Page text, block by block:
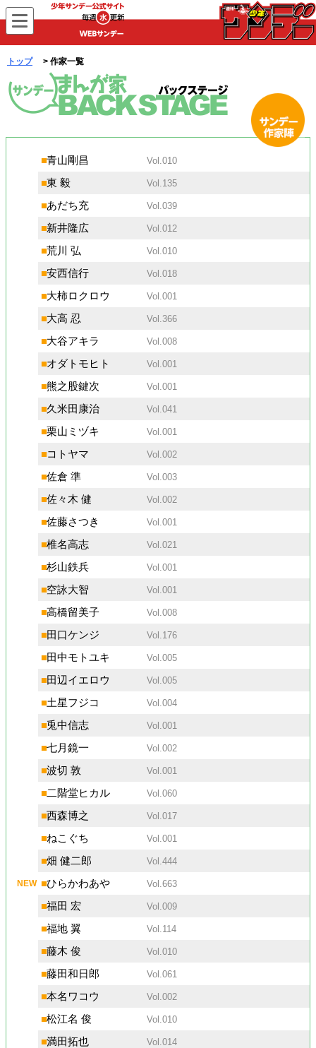
WEBサンデー
トップ> 作家一覧
■青山剛昌 Vol.010
■東 毅 Vol.135
■あだち充 Vol.039
■新井隆広 Vol.012
■荒川 弘 Vol.010
■安西信行 Vol.018
■大柿ロクロウ Vol.001
■大高 忍 Vol.366
■大谷アキラ Vol.008
■オダトモヒト Vol.001
■熊之股鍵次 Vol.001
■久米田康治 Vol.041
■栗山ミヅキ Vol.001
■コトヤマ Vol.002
■佐倉 準 Vol.003
■佐々木 健 Vol.002
■佐藤さつき Vol.001
■椎名高志 Vol.021
■杉山鉄兵 Vol.001
■空詠大智 Vol.001
■高橋留美子 Vol.008
■田口ケンジ Vol.176
■田中モトユキ Vol.005
■田辺イエロウ Vol.005
■土星フジコ Vol.004
■兎中信志 Vol.001
■七月鏡一 Vol.002
■波切 敦 Vol.001
■二階堂ヒカル Vol.060
■西森博之 Vol.017
■ねこぐち Vol.001
■畑 健二郎 Vol.444
■ひらかわあや Vol.663
■福田 宏 Vol.009
■福地 翼 Vol.114
■藤木 俊 Vol.010
■藤田和日郎 Vol.061
■本名ワコウ Vol.002
■松江名 俊 Vol.010
■満田拓也 Vol.014